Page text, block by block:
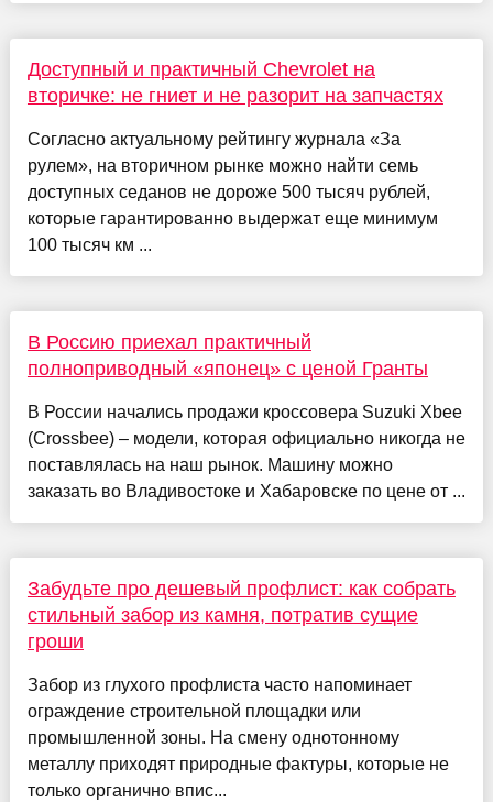
Доступный и практичный Chevrolet на
вторичке: не гниет и не разорит на запчастях
Согласно актуальному рейтингу журнала «За
рулем», на вторичном рынке можно найти семь
доступных седанов не дороже 500 тысяч рублей,
которые гарантированно выдержат еще минимум
100 тысяч км ...
В Россию приехал практичный
полноприводный «японец» с ценой Гранты
В России начались продажи кроссовера Suzuki Xbee
(Crossbee) – модели, которая официально никогда не
поставлялась на наш рынок. Машину можно
заказать во Владивостоке и Хабаровске по цене от ...
Забудьте про дешевый профлист: как собрать
стильный забор из камня, потратив сущие
гроши
Забор из глухого профлиста часто напоминает
ограждение строительной площадки или
промышленной зоны. На смену однотонному
металлу приходят природные фактуры, которые не
только органично впис...